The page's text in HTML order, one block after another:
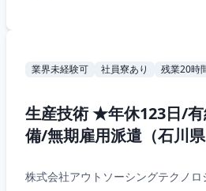
業界未経験可 社員寮あり 残業20時
生産技術 ★年休123日/
備/無期雇用派遣（石川県
株式会社アウトソーシングテクノロ